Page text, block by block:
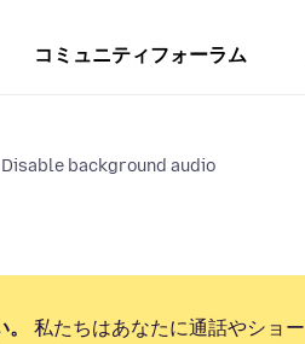
コミュニティフォーラム
Disable background audio
私たちはあなたに通話やショー